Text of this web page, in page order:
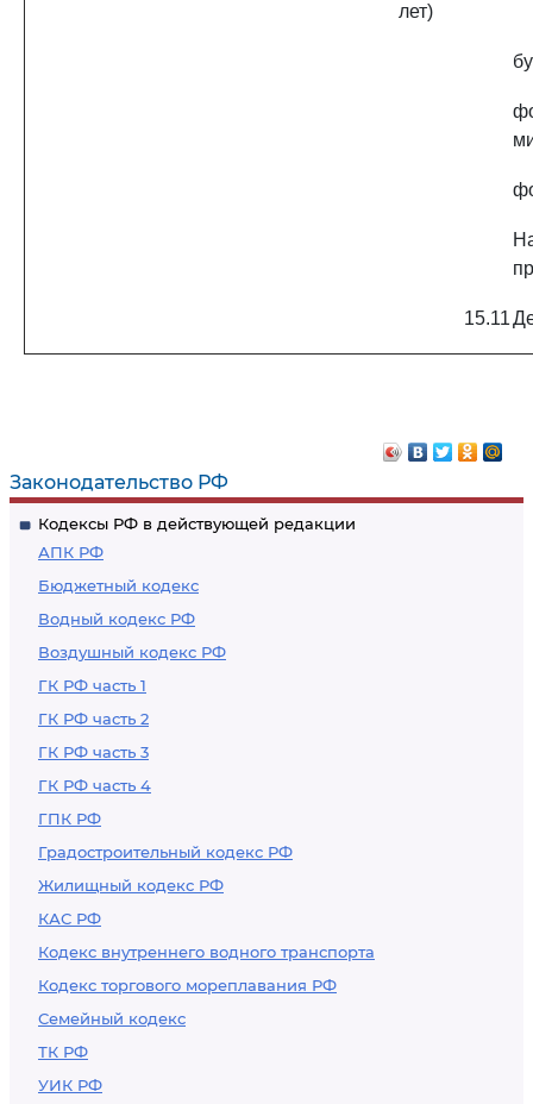
Законодательство РФ
Кодексы РФ в действующей редакции
АПК РФ
Бюджетный кодекс
Водный кодекс РФ
Воздушный кодекс РФ
ГК РФ часть 1
ГК РФ часть 2
ГК РФ часть 3
ГК РФ часть 4
ГПК РФ
Градостроительный кодекс РФ
Жилищный кодекс РФ
КАС РФ
Кодекс внутреннего водного транспорта
Кодекс торгового мореплавания РФ
Семейный кодекс
ТК РФ
УИК РФ
лет)
15.11